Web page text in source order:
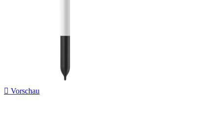
 Vorschau